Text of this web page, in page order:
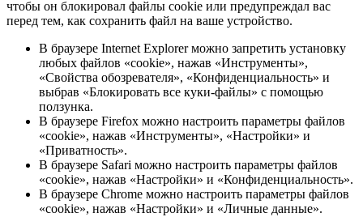
чтобы он блокировал файлы cookie или предупреждал вас
перед тем, как сохранить файл на ваше устройство.
В браузере Internet Explorer можно запретить установку
любых файлов «cookie», нажав «Инструменты»,
«Свойства обозревателя», «Конфиденциальность» и
выбрав «Блокировать все куки-файлы» с помощью
ползунка.
В браузере Firefox можно настроить параметры файлов
«cookie», нажав «Инструменты», «Настройки» и
«Приватность».
В браузере Safari можно настроить параметры файлов
«cookie», нажав «Настройки» и «Конфиденциальность».
В браузере Chrome можно настроить параметры файлов
«cookie», нажав «Настройки» и «Личные данные».